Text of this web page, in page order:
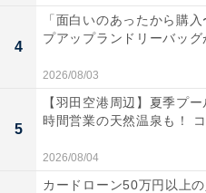
4
「面白いのあったから購
プアップランドリーバッグ
2026/08/03
5
【羽田空港周辺】夏季プ
時間営業の天然温泉も！
2026/08/04
カードローン50万円以上